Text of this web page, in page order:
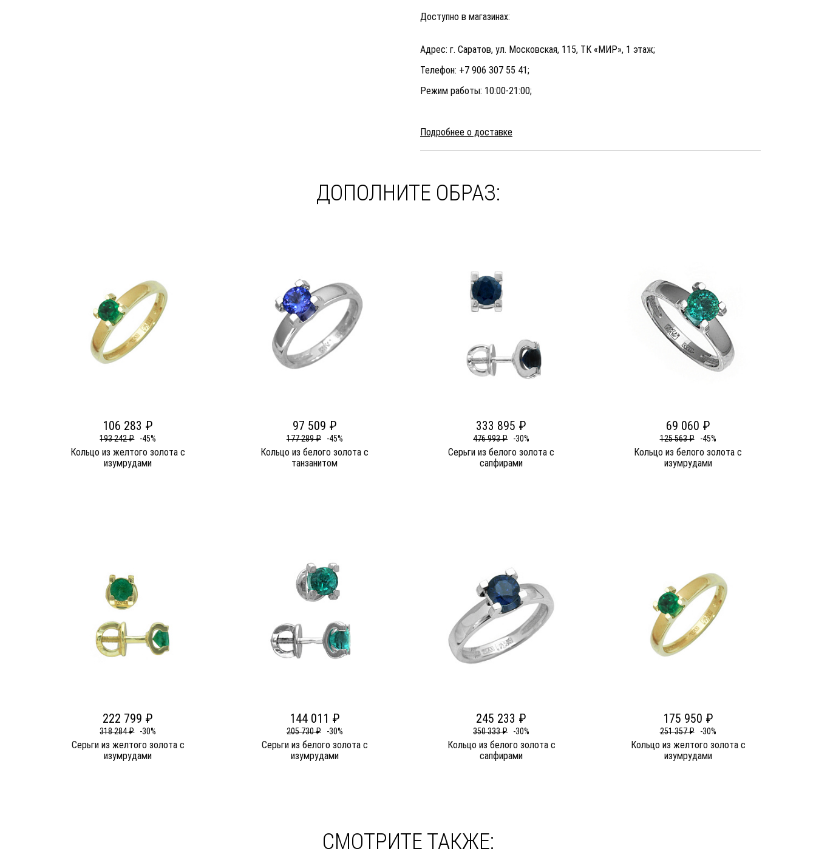
Доступно в магазинах:
Адрес: г. Саратов, ул. Московская, 115, ТК «МИР», 1 этаж;
Телефон: +7 906 307 55 41;
Режим работы: 10:00-21:00;
Подробнее о доставке
ДОПОЛНИТЕ ОБРАЗ:
106 283 ₽
193 242 ₽ -45%
Кольцо из желтого золота c
изумрудами
97 509 ₽
177 289 ₽ -45%
Кольцо из белого золота c
танзанитом
333 895 ₽
476 993 ₽ -30%
Серьги из белого золота c
сапфирами
69 060 ₽
125 563 ₽ -45%
Кольцо из белого золота c
изумрудами
222 799 ₽
318 284 ₽ -30%
Серьги из желтого золота c
изумрудами
144 011 ₽
205 730 ₽ -30%
Серьги из белого золота c
изумрудами
245 233 ₽
350 333 ₽ -30%
Кольцо из белого золота c
сапфирами
175 950 ₽
251 357 ₽ -30%
Кольцо из желтого золота c
изумрудами
СМОТРИТЕ ТАКЖЕ: